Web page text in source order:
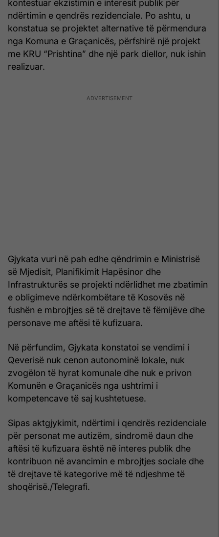
kontestuar ekzistimin e interesit publik për
ndërtimin e qendrës rezidenciale. Po ashtu, u
konstatua se projektet alternative të përmendura
nga Komuna e Graçanicës, përfshirë një projekt
me KRU “Prishtina” dhe një park diellor, nuk ishin
realizuar.
Gjykata vuri në pah edhe qëndrimin e Ministrisë
së Mjedisit, Planifikimit Hapësinor dhe
Infrastrukturës se projekti ndërlidhet me zbatimin
e obligimeve ndërkombëtare të Kosovës në
fushën e mbrojtjes së të drejtave të fëmijëve dhe
personave me aftësi të kufizuara.
Në përfundim, Gjykata konstatoi se vendimi i
Qeverisë nuk cenon autonominë lokale, nuk
zvogëlon të hyrat komunale dhe nuk e privon
Komunën e Graçanicës nga ushtrimi i
kompetencave të saj kushtetuese.
Sipas aktgjykimit, ndërtimi i qendrës rezidenciale
për personat me autizëm, sindromë daun dhe
aftësi të kufizuara është në interes publik dhe
kontribuon në avancimin e mbrojtjes sociale dhe
të drejtave të kategorive më të ndjeshme të
shoqërisë./Telegrafi.